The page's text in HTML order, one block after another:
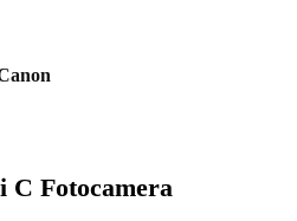
C Fotocamera